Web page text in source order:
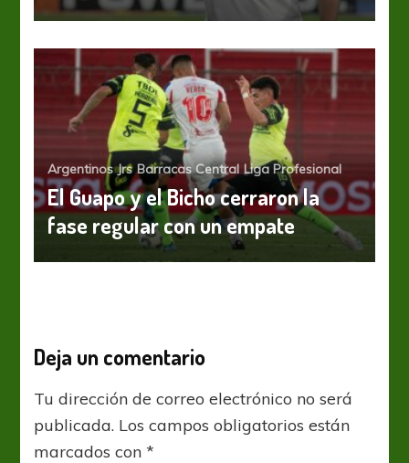
Argentinos Jrs Barracas Central Liga Profesional
El Guapo y el Bicho cerraron la
fase regular con un empate
Deja un comentario
Tu dirección de correo electrónico no será
publicada. Los campos obligatorios están
marcados con*